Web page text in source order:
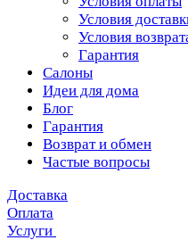
Условия
Условия
Гарантия
Салоны
Идеи для дома
Блог
Гарантия
Возврат и обмен
Частые вопросы
Доставка
Оплата
Услуги